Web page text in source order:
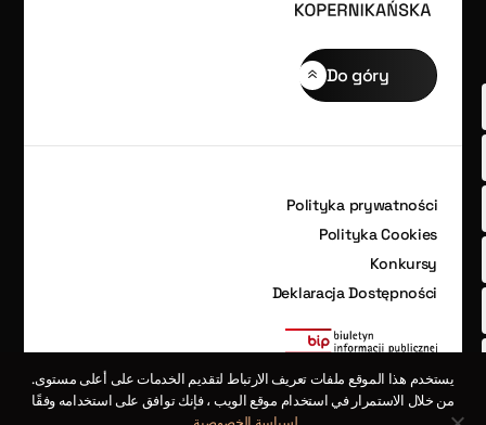
Do góry
Polityka prywatności
Polityka Cookies
Konkursy
Deklaracja Dostępności
يستخدم هذا الموقع ملفات تعريف الارتباط لتقديم الخدمات على أعلى مستوى.
من خلال الاستمرار في استخدام موقع الويب ، فإنك توافق على استخدامه وفقًا